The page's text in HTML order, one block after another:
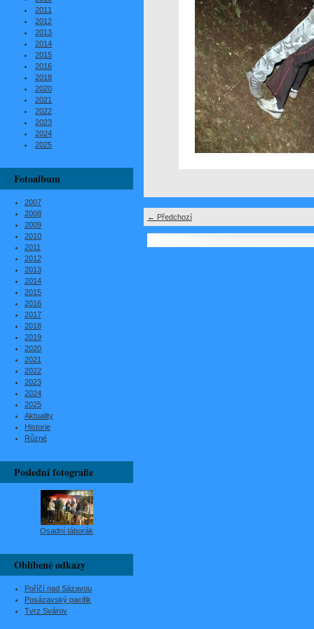
← Předchozí
2011
2012
2013
2014
2015
2016
2018
2020
2021
2022
2023
2024
2025
Fotoalbum
2007
2008
2009
2010
2011
2012
2013
2014
2015
2016
2017
2018
2019
2020
2021
2022
2023
2024
2025
Aktuality
Historie
Různé
Poslední fotografie
Osadní táborák
Oblíbené odkazy
Poříčí nad Sázavou
Posázavský pacifik
Tvrz Svárov